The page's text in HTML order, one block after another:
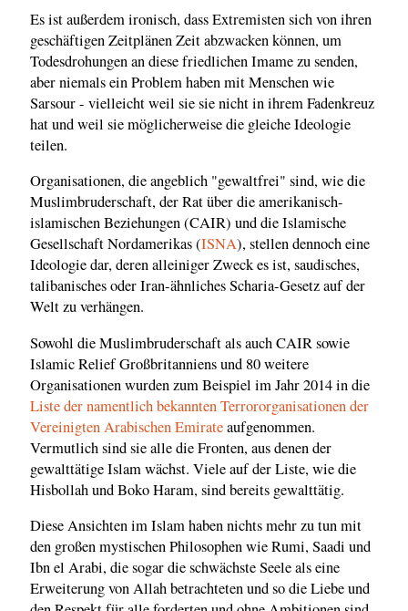
Es ist außerdem ironisch, dass Extremisten sich von ihren
geschäftigen Zeitplänen Zeit abzwacken können, um
Todesdrohungen an diese friedlichen Imame zu senden,
aber niemals ein Problem haben mit Menschen wie
Sarsour - vielleicht weil sie sie nicht in ihrem Fadenkreuz
hat und weil sie möglicherweise die gleiche Ideologie
teilen.
Organisationen, die angeblich "gewaltfrei" sind, wie die
Muslimbruderschaft, der Rat über die amerikanisch-
islamischen Beziehungen (CAIR) und die Islamische
Gesellschaft Nordamerikas (ISNA), stellen dennoch eine
Ideologie dar, deren alleiniger Zweck es ist, saudisches,
talibanisches oder Iran-ähnliches Scharia-Gesetz auf der
Welt zu verhängen.
Sowohl die Muslimbruderschaft als auch CAIR sowie
Islamic Relief Großbritanniens und 80 weitere
Organisationen wurden zum Beispiel im Jahr 2014 in die
Liste der namentlich bekannten Terrororganisationen der
Vereinigten Arabischen Emirateaufgenommen.
Vermutlich sind sie alle die Fronten, aus denen der
gewalttätige Islam wächst. Viele auf der Liste, wie die
Hisbollah und Boko Haram, sind bereits gewalttätig.
Diese Ansichten im Islam haben nichts mehr zu tun mit
den großen mystischen Philosophen wie Rumi, Saadi und
Ibn el Arabi, die sogar die schwächste Seele als eine
Erweiterung von Allah betrachteten und so die Liebe und